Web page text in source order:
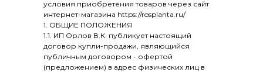
условия приобретения товаров через сайт
интернет-магазина https://rosplanta.ru/
1. ОБЩИЕ ПОЛОЖЕНИЯ
1.1. ИП Орлов В.К. публикует настоящий
договор купли-продажи, являющийся
публичным договором - офертой
(предложением) в адрес физических лиц в